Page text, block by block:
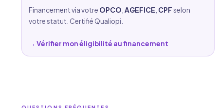
Financement via votre OPCO AGEFICE CPFselon
votre statut. Certifié Qualiopi.
→ Vérifier mon éligibilité au financement